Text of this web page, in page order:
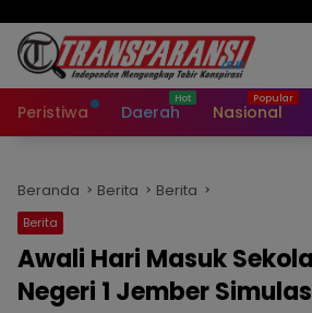
Peristiwa Daerah Nasional
Beranda Berita Berita
Berita
Awali Hari Masuk
Negeri 1 Jember